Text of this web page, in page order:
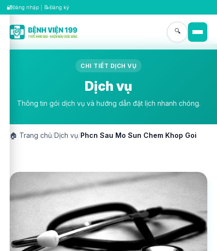
🔐Đăng nhập 📝Đăng ký
🔍
CHI TIẾT DỊCH VỤ
Dịch vụ
Thông tin gói dịch vụ và hướng dẫn đặt lịch nhanh chóng.
🏠 Trang chủ/Dịch vụ/Phcn Sau Mo Sun Chem Khop Goi